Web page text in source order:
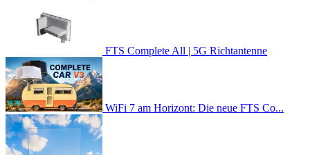
FTS Complete All | 5G Richtantenne
WiFi 7 am Horizont: Die neue FTS Co...